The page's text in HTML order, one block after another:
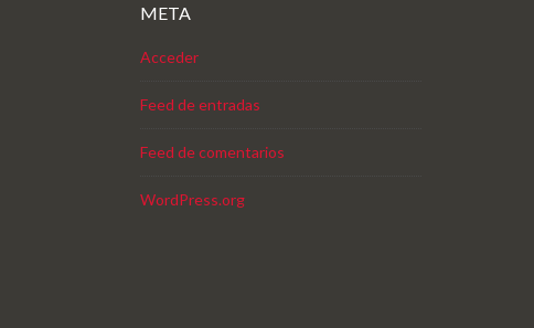
META
Acceder
Feed de entradas
Feed de comentarios
WordPress.org